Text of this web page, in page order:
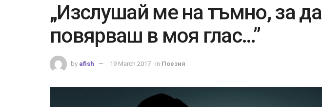
„Изслушай ме на тъмно, за да
повярваш в моя глас…”
by afish 19 March 2017 in Поезия